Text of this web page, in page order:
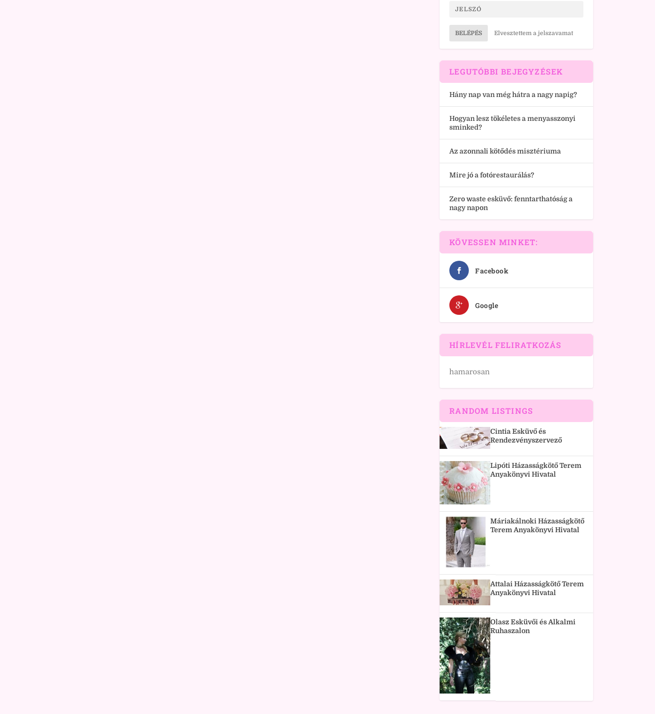
BELÉPÉS Elvesztettem a jelszavamat
LEGUTÓBBI BEJEGYZÉSEK
Hány nap van még hátra a nagy napig?
Hogyan lesz tökéletes a menyasszonyi
sminked?
Az azonnali kötődés misztériuma
Mire jó a fotórestaurálás?
Zero waste esküvő: fenntarthatóság a
nagy napon
KÖVESSEN MINKET:
Facebook
Google
HÍRLEVÉL FELIRATKOZÁS
hamarosan
RANDOM LISTINGS
Cintia Esküvő és
Rendezvényszervező
Lipóti Házasságkötő Terem
Anyakönyvi Hivatal
Máriakálnoki Házasságkötő
Terem Anyakönyvi Hivatal
Attalai Házasságkötő Terem
Anyakönyvi Hivatal
Olasz Esküvői és Alkalmi
Ruhaszalon